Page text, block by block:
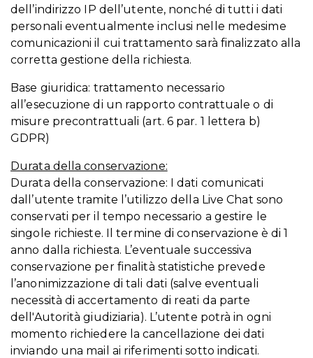
dell’indirizzo IP dell’utente, nonché di tutti i dati
personali eventualmente inclusi nelle medesime
comunicazioni il cui trattamento sarà finalizzato alla
corretta gestione della richiesta.
Base giuridica: trattamento necessario
all’esecuzione di un rapporto contrattuale o di
misure precontrattuali (art. 6 par. 1 lettera b)
GDPR)
Durata della conservazione:
Durata della conservazione: I dati comunicati
dall’utente tramite l’utilizzo della Live Chat sono
conservati per il tempo necessario a gestire le
singole richieste. Il termine di conservazione è di 1
anno dalla richiesta. L’eventuale successiva
conservazione per finalità statistiche prevede
l’anonimizzazione di tali dati (salve eventuali
necessità di accertamento di reati da parte
dell'Autorità giudiziaria). L’utente potrà in ogni
momento richiedere la cancellazione dei dati
inviando una mail ai riferimenti sotto indicati.